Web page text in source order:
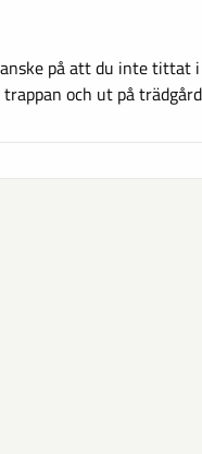
på att du inte tittat
och ut på